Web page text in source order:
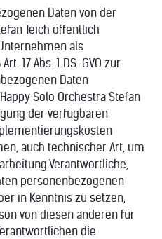
Daten von der
Teich öffentlich
als
17 Abs. 1 DS-GVO zur
Daten
Solo Orchestra Stefan
der verfügbaren
auch technischer Art, um
Verantwortliche,
personenbezogenen
in Kenntnis zu setzen,
von diesen anderen für
die